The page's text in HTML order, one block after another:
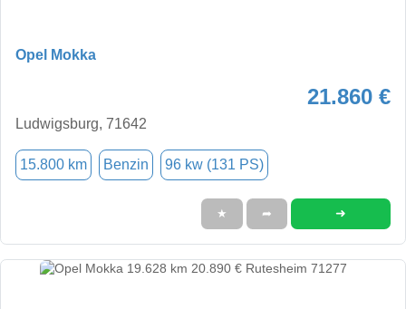
Opel Mokka
21.860 €
Ludwigsburg, 71642
15.800 km Benzin 96 kw (131 PS)
★ ➦ ➜